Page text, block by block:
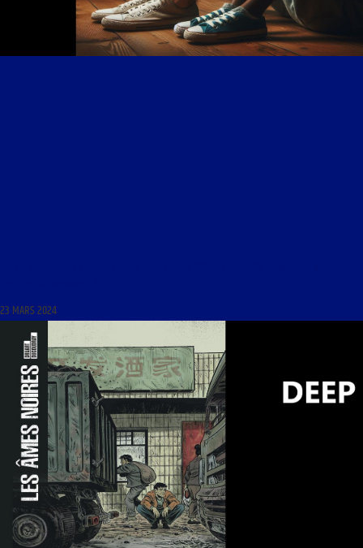
23 MARS 2024